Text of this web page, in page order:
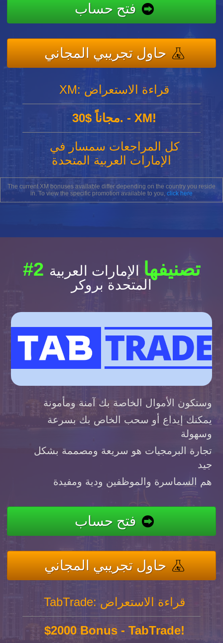
فتح حساب
حاول تجريبي المجاني
XM: قراءة الاستعراض
30$ مجاناً. - XM!
كل المراجعات سمسار في
الإمارات العربية المتحدة
The current XM bonuses available differ depending on the country you reside
in. To view the specific promotion available to you, click here
#2 تصنيفها
الإمارات العربية
المتحدة بروكر
وستكون الأموال الخاصة بك آمنة ومأمونة
يمكنك إيداع أو سحب الخاص بك بسرعة
وسهولة
تجارة البرمجيات هو سريعة ومصممة بشكل
جيد
هم السماسرة والموظفين ودية ومفيدة
فتح حساب
حاول تجريبي المجاني
TabTrade: قراءة الاستعراض
$2000 Bonus - TabTrade!